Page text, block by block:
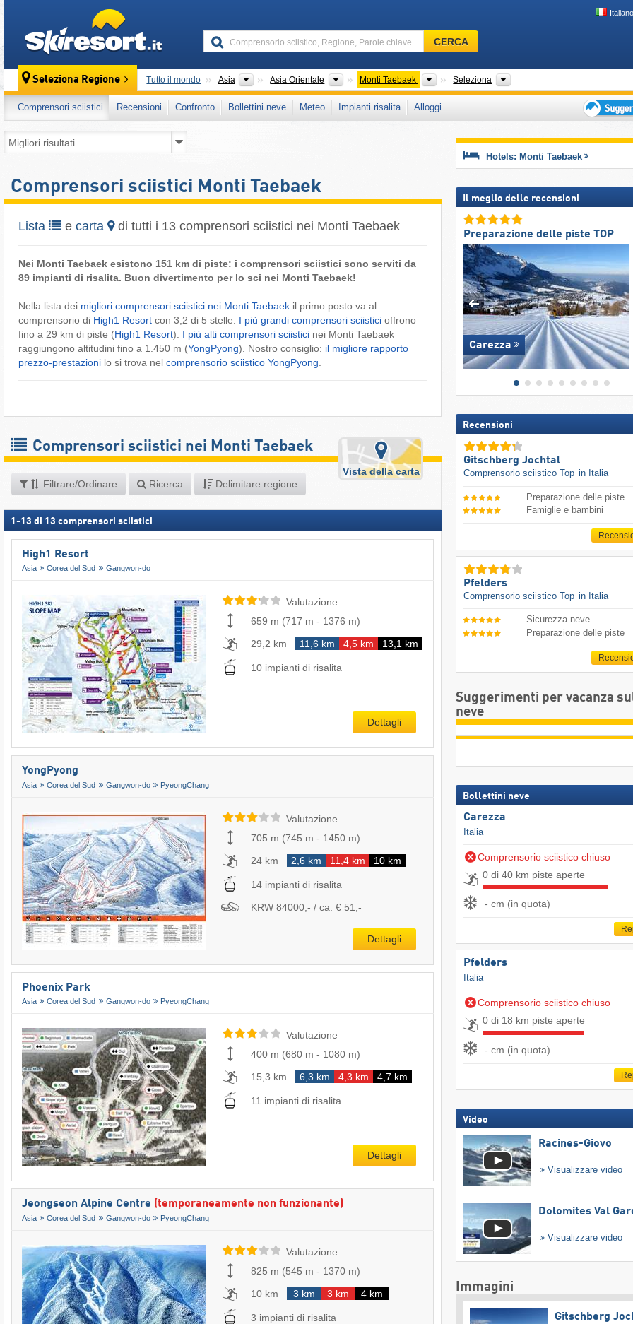
Italiano
Comprensorio
sciistico,
Parole
chiave
…
CERCA
Seleziona Regione Tutto il mondo Asia Continenti
Asia Orientale Subcontinenti
Monti Taebaek Catene montuose
Seleziona
Comprensori sciistici Recensioni Confronto Bollettini neve Meteo Impianti risalita
Alloggi
per
vacanza
Comprensori sciistici Monti Taebaek
Lista e carta di tutti i 13 comprensori sciistici nei Monti Taebaek
Nei Monti Taebaek esistono 151 km di piste: i comprensori sciistici sono serviti da
89 impianti di risalita. Buon divertimento per lo sci nei Monti Taebaek!
Nella lista dei migliori comprensori sciistici nei Monti Taebaek il primo posto va al
comprensorio di High1 Resort con 3,2 di 5 stelle. I più grandi comprensori sciistici offrono
fino a 29 km di piste (High1 Resort). I più alti comprensori sciistici nei Monti Taebaek
raggiungono altitudini fino a 1.450 m (YongPyong). Nostro consiglio: il migliore rapporto
prezzo-prestazioni lo si trova nel comprensorio sciistico YongPyong
Comprensori sciistici nei Monti Taebaek
Filtrare/Ordinare Ricerca Delimitare regione
Vista della carta
1 -13 di 13 comprensori sciistici
High1 Resort
Asia Corea del Sud Gangwon-do
Valutazione
659 m (717 m - 1376 m)
29,2 km
11,6 km 4,5 km 13,1 km
10 impianti di risalita
Dettagli
YongPyong
Asia Corea del Sud Gangwon-do PyeongChang
Valutazione
705 m (745 m - 1450 m)
24 km
2,6 km 11,4 km 10 km
14 impianti di risalita
KRW 84000,- / ca. € 51,-
Dettagli
Phoenix Park
Asia Corea del Sud Gangwon-do PyeongChang
Valutazione
400 m (680 m - 1080 m)
15,3 km
6,3 km 4,3 km 4,7 km
11 impianti di risalita
Dettagli
Jeongseon Alpine Centre (temporaneamente non funzionante)
Asia Corea del Sud Gangwon-do PyeongChang
Valutazione
825 m (545 m - 1370 m)
10 km
3 km 3 km 4 km
3 impianti di risalita
Hotels: Monti Taebaek
Il meglio delle recensioni
Preparazione delle piste TOP
Carezza
Recensioni
Gitschberg Jochtal
Comprensorio sciistico Top in Italia
Preparazione delle piste
Famiglie e bambini
Pfelders
Comprensorio sciistico Top in Italia
Sicurezza neve
Preparazione delle piste
Suggerimenti per vacanza
neve
Bollettini neve
Carezza
Italia
Comprensorio sciistico chiuso
0 di 40 km piste aperte
- cm (in quota)
Pfelders
Italia
Comprensorio sciistico chiuso
0 di 18 km piste aperte
- cm (in quota)
Video
Racines-Giovo
Visualizzare video
Dolomites Val
Visualizzare video
Immagini
Gitschberg